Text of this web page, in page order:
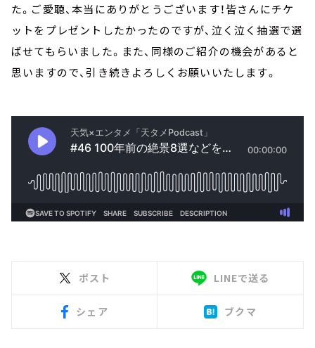
た。ご愛聴、本当にありがとうございます！皆さんにチケ
ットをプレゼントしたかったのですが、泣く泣く抽選で選
ばせてもらいました。また、同様のご紹介の機会があると
思いますので、引き続きよろしくお願いいたします。
ポスト LINEで送る
シェア ブクマ